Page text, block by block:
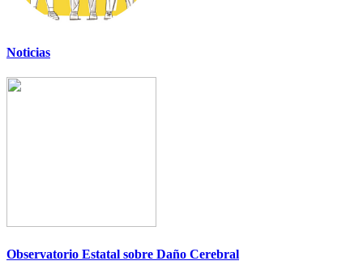
Noticias
Observatorio Estatal sobre Daño Cerebral